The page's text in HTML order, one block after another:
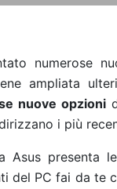
numerose
ampliata
nuove opzioni
i più
Asus presenta
del PC fai da te